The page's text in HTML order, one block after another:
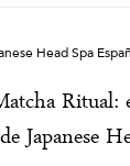
Ritual:
Japanese
Head Spa